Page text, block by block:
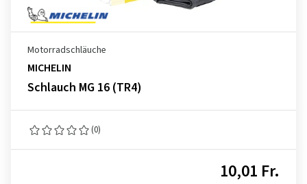
Motorradschläuche
MICHELIN
Schlauch MG 16 (TR4)
(0)
10,01 Fr.